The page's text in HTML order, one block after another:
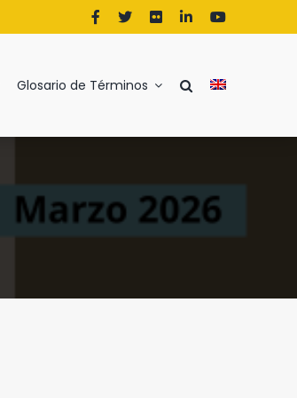
Glosario de Términos
U V W Y Z